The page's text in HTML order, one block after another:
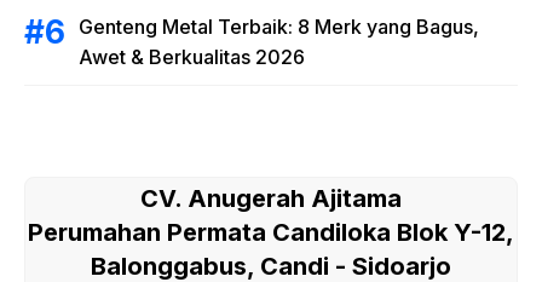
Genteng Metal Terbaik: 8 Merk yang Bagus,
Awet & Berkualitas 2026
CV. Anugerah Ajitama
Perumahan Permata Candiloka Blok Y-12,
Balonggabus, Candi - Sidoarjo